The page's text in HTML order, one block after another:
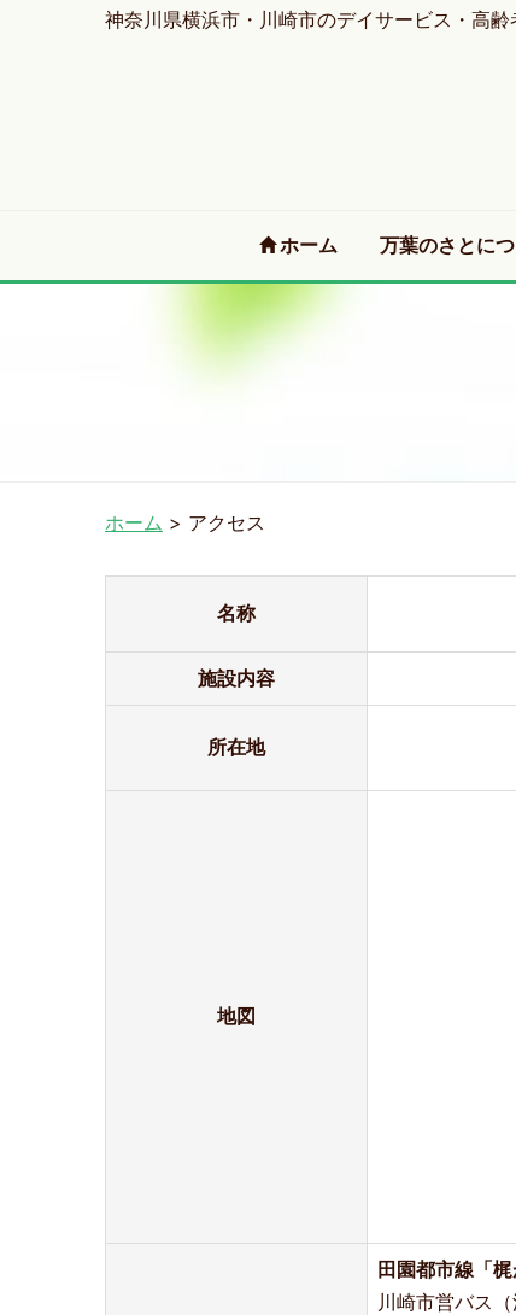
神奈川県横浜市・川崎市のデイサービス・高
ホーム (current)
万葉のさとに
ホーム > アクセス
名称
施設内容
所在地
地図
田園都市線「
川崎市営バス